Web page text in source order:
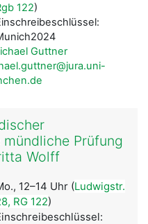
122)
Guttner
Prüfung
Wolff
12–14 Uhr (Ludwigstr.
RG 122)